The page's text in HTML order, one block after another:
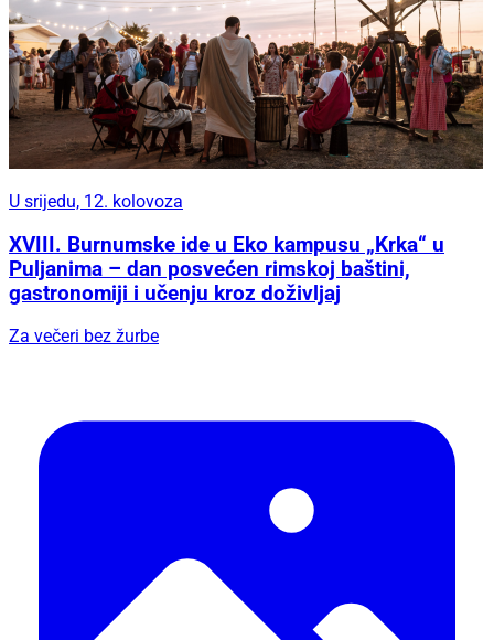
U srijedu, 12. kolovoza
XVIII. Burnumske ide u Eko kampusu „Krka“ u
Puljanima – dan posvećen rimskoj baštini,
gastronomiji i učenju kroz doživljaj
Za večeri bez žurbe